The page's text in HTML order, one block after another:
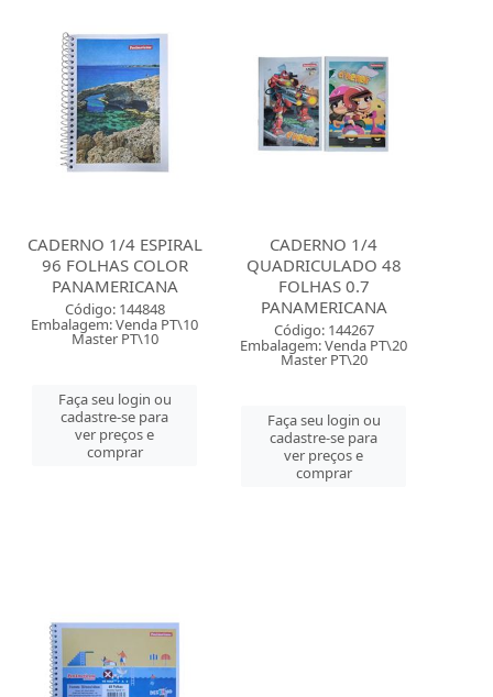
CADERNO 1/4 ESPIRAL
96 FOLHAS COLOR
PANAMERICANA
Código: 144848
Embalagem: Venda PT\10
Master PT\10
Faça seu login ou
cadastre-se para
ver preços e
comprar
CADERNO 1/4
QUADRICULADO 48
FOLHAS 0.7
PANAMERICANA
Código: 144267
Embalagem: Venda PT\20
Master PT\20
Faça seu login ou
cadastre-se para
ver preços e
comprar